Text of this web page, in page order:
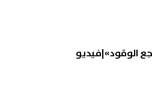
الوقود»|فيديو